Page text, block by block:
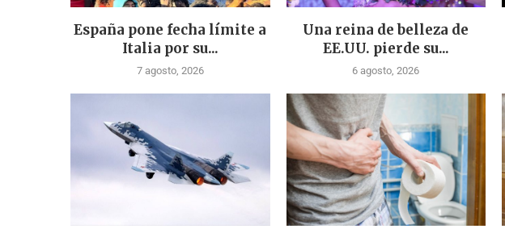
España pone fecha límite a
Italia por su...
7 agosto, 2026
Una reina de belleza de
EE.UU. pierde su...
6 agosto, 2026